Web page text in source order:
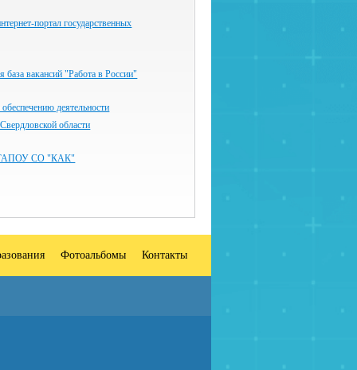
портал государственных
база вакансий "Работа в России"
деятельности
области
СО "КАК"
Фотоальбомы Контакты